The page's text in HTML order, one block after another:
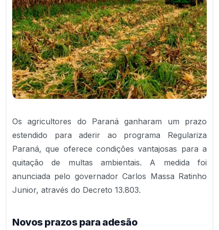
Os agricultores do Paraná ganharam um prazo
estendido para aderir ao programa Regulariza
Paraná, que oferece condições vantajosas para a
quitação de multas ambientais. A medida foi
anunciada pelo governador Carlos Massa Ratinho
Junior, através do Decreto 13.803.
Novos prazos para adesão